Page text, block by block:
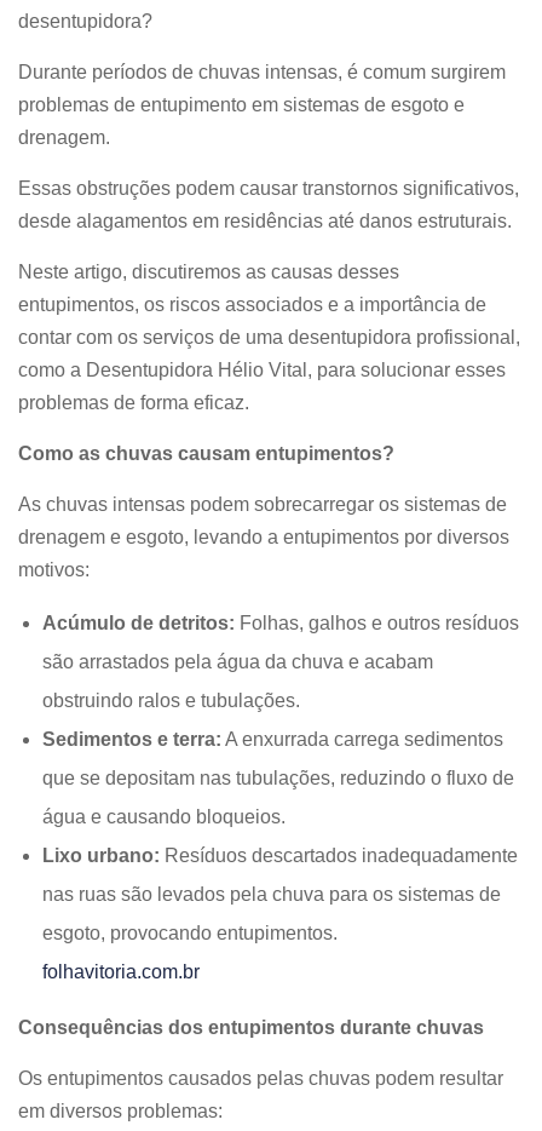
desentupidora?
Durante períodos de chuvas intensas, é comum surgirem
problemas de entupimento em sistemas de esgoto e
drenagem.
Essas obstruções podem causar transtornos significativos,
desde alagamentos em residências até danos estruturais.
Neste artigo, discutiremos as causas desses
entupimentos, os riscos associados e a importância de
contar com os serviços de uma desentupidora profissional,
como a Desentupidora Hélio Vital, para solucionar esses
problemas de forma eficaz.
Como as chuvas causam entupimentos?
As chuvas intensas podem sobrecarregar os sistemas de
drenagem e esgoto, levando a entupimentos por diversos
motivos:
Acúmulo de detritos: Folhas, galhos e outros resíduos
são arrastados pela água da chuva e acabam
obstruindo ralos e tubulações.
Sedimentos e terra: A enxurrada carrega sedimentos
que se depositam nas tubulações, reduzindo o fluxo de
água e causando bloqueios.
Lixo urbano: Resíduos descartados inadequadamente
nas ruas são levados pela chuva para os sistemas de
esgoto, provocando entupimentos.
folhavitoria.com.br
Consequências dos entupimentos durante chuvas
Os entupimentos causados pelas chuvas podem resultar
em diversos problemas: